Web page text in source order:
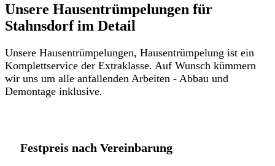
Unsere Hausentrümpelungen für
Stahnsdorf im Detail​
Unsere Hausentrümpelungen, Hausentrümpelung ist ein
Komplettservice der Extraklasse. Auf Wunsch kümmern
wir uns um alle anfallenden Arbeiten - Abbau und
Demontage inklusive.
Festpreis nach Vereinbarung